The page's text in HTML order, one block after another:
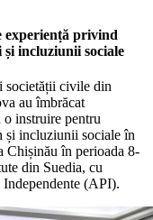
experiență privind
incluziunii sociale
societății civile din
au îmbrăcat
o instruire pentru
și incluziunii sociale în
Chișinău în perioada 8-
din Suedia, cu
(API).